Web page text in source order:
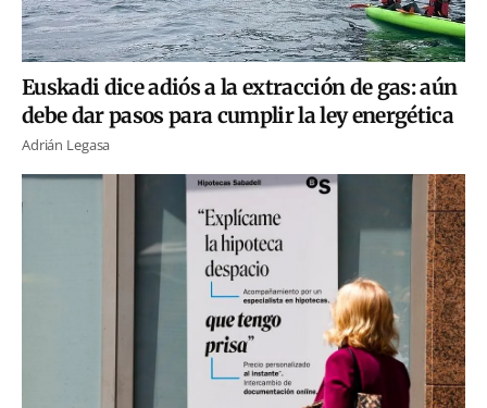
Euskadi dice adiós a la extracción de gas: aún
debe dar pasos para cumplir la ley energética
Adrián Legasa